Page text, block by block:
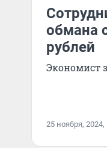
обмана
рублей
Экономист
25 ноября, 2024,